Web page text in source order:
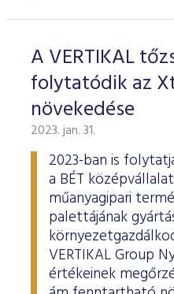
A VERTIKAL
folytatódik az
növekedése
2023. jan. 31.
2023-ban is
a BÉT
műanyagipari
palettájának
VERTIKAL Group
értékeinek